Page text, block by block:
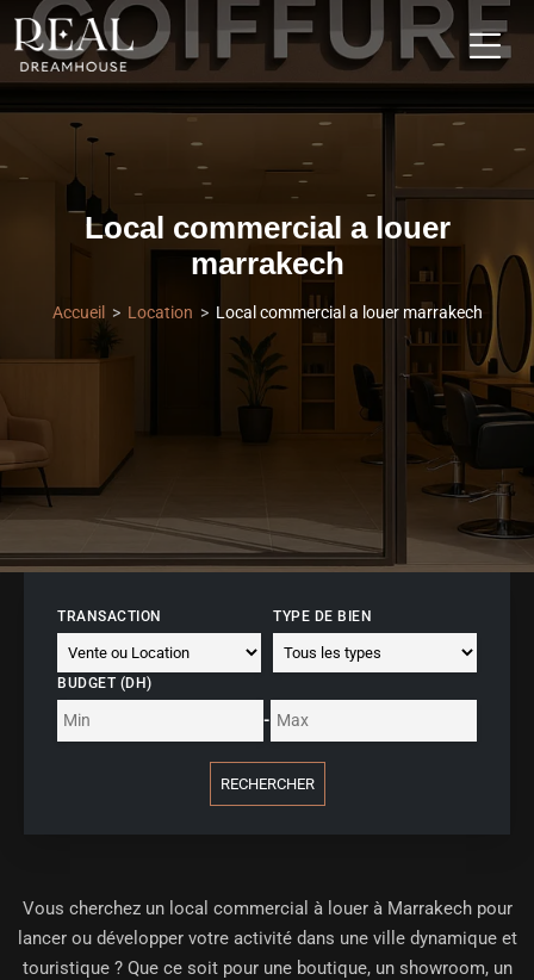
Local commercial a louer
marrakech
Accueil Location Local commercial a louer marrakech
TRANSACTION TYPE DE BIEN
BUDGET (DH)
-
RECHERCHER
Vous cherchez un local commercial à louer à Marrakechpour
lancer ou développer votre activité dans une ville dynamique et
touristique ? Que ce soit pour une boutique, un showroom, un